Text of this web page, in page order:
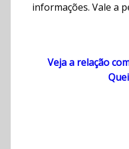
informações. Vale a
Veja a relação